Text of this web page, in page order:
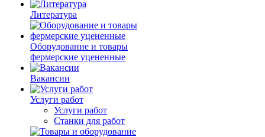
Литература
Оборудование и товары
фермерские уцененные
Вакансии
Услуги работ
Услуги работ
Станки для работ